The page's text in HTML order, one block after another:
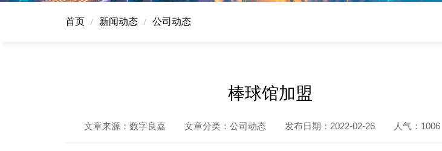
首页 / 新闻动态 / 公司动态
棒球馆加盟
文章来源：数字良嘉 文章分类：公司动态 发布日期：2022-02-26 人气： 1006